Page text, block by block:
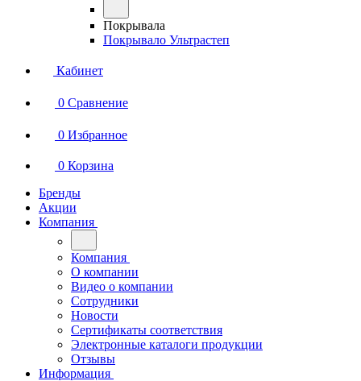
Покрывала
Покрывало Ультрастеп
Кабинет
0 Сравнение
0 Избранное
0 Корзина
Бренды
Акции
Компания
Компания
О компании
Видео о компании
Сотрудники
Новости
Сертификаты соответствия
Электронные каталоги продукции
Отзывы
Информация